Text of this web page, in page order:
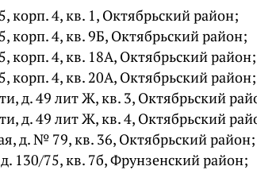
корп. 4, кв. 1, Октябрьский район;
корп. 4, кв. 9Б, Октябрьский район;
корп. 4, кв. 18А, Октябрьский район;
корп. 4, кв. 20А, Октябрьский район;
д. 49 лит Ж, кв. 3, Октябрьский
д. 49 лит Ж, кв. 4, Октябрьский
д. № 79, кв. 36, Октябрьский район;
130/75, кв. 7б, Фрунзенский район;